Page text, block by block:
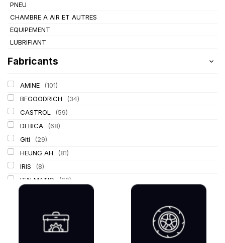
PNEU
CHAMBRE A AIR ET AUTRES
EQUIPEMENT
LUBRIFIANT
Fabricants
AMINE
(101)
BFGOODRICH
(34)
CASTROL
(59)
DEBICA
(68)
Giti
(29)
HEUNG AH
(81)
IRIS
(8)
ITALMATIC
(60)
LING LONG (152)
MICHELIN (345)